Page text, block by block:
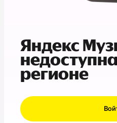
Яндекс
регионе